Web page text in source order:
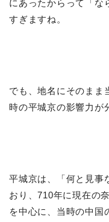
にあったからって「な
すぎますね。
でも、地名にそのまま
時の平城京の影響力が
平城京は、「何と見事
おり、710年に現在の
を中心に、当時の中国